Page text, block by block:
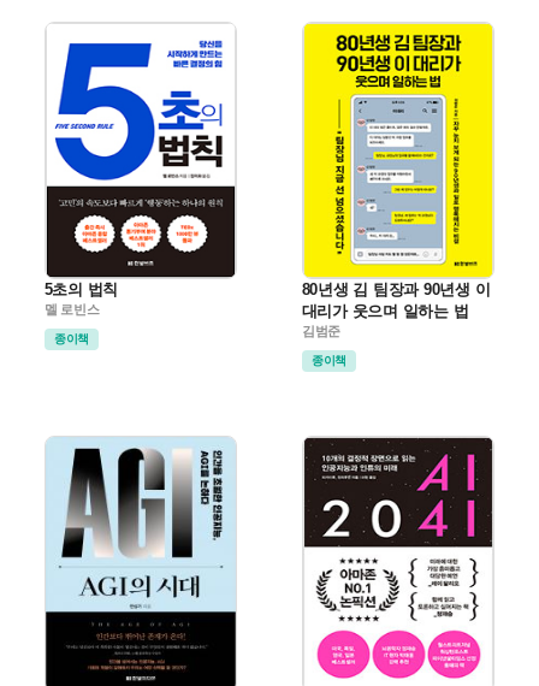
5초의 법칙
멜 로빈스
종이책
80년생 김 팀장과 90년생 이
대리가 웃으며 일하는 법
김범준
종이책